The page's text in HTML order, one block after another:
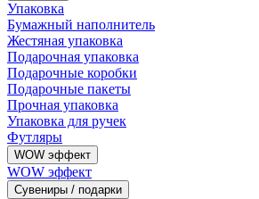
Упаковка
Бумажный наполнитель
Жестяная упаковка
Подарочная упаковка
Подарочные коробки
Подарочные пакеты
Прочная упаковка
Упаковка для ручек
Футляры
WOW эффект
WOW эффект
Сувениры / подарки